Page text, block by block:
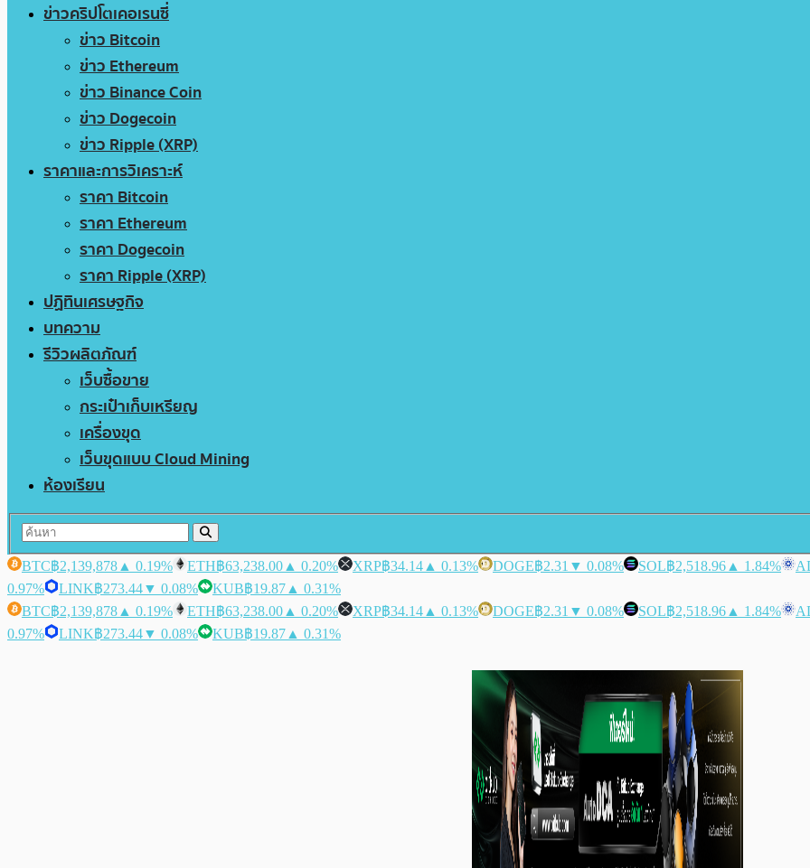
ข่าวคริปโตเคอเรนซี่
ข่าว Bitcoin
ข่าว Ethereum
ข่าว Binance Coin
ข่าว Dogecoin
ข่าว Ripple (XRP)
ราคาและการวิเคราะห์
ราคา Bitcoin
ราคา Ethereum
ราคา Dogecoin
ราคา Ripple (XRP)
ปฏิทินเศรษฐกิจ
บทความ
รีวิวผลิตภัณฑ์
เว็บซื้อขาย
กระเป๋าเก็บเหรียญ
เครื่องขุด
เว็บขุดแบบ Cloud Mining
ห้องเรียน
BTC฿2,139,878 ▲ 0.19% ETH฿63,238.00 ▲ 0.20% XRP฿34.14 ▲ 0.13% DOGE฿2.31 ▼ 0.08% SOL฿2,518.96 ▲ 1.84%
0.97%
LINK฿273.44▼ 0.08% KUB฿19.87 ▲ 0.31%
BTC฿2,139,878 ▲ 0.19% ETH฿63,238.00 ▲ 0.20% XRP฿34.14 ▲ 0.13% DOGE฿2.31 ▼ 0.08% SOL฿2,518.96 ▲ 1.84%
0.97%
LINK฿273.44▼ 0.08% KUB฿19.87 ▲ 0.31%